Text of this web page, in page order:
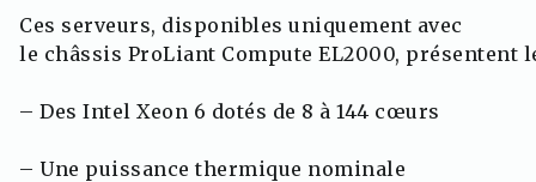
Ces serveurs, disponibles uniquement avec
le châssis ProLiant Compute EL2000, présentent
– Des Intel Xeon 6 dotés de 8 à 144 cœurs
– Une puissance thermique nominale